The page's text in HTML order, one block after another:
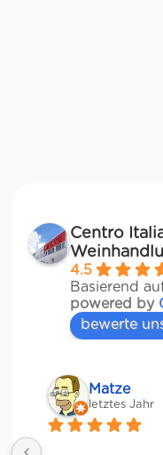
Centro
4.5
Basierend
powered by
bewerte
Matze
letztes Jahr